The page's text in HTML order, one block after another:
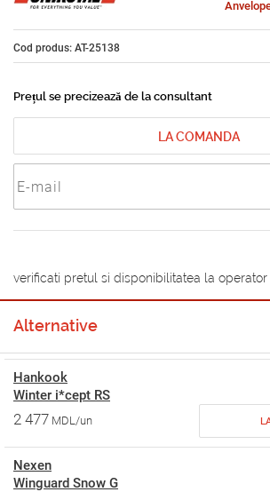
Cod produs: AT-25138
Prețul se precizează de la consultant
LA COMANDA
verificati pretul si disponibilitatea la operator
Alternative
Hankook
Winter i*cept RS
2 477 MDL/un
Nexen
Winguard Snow G